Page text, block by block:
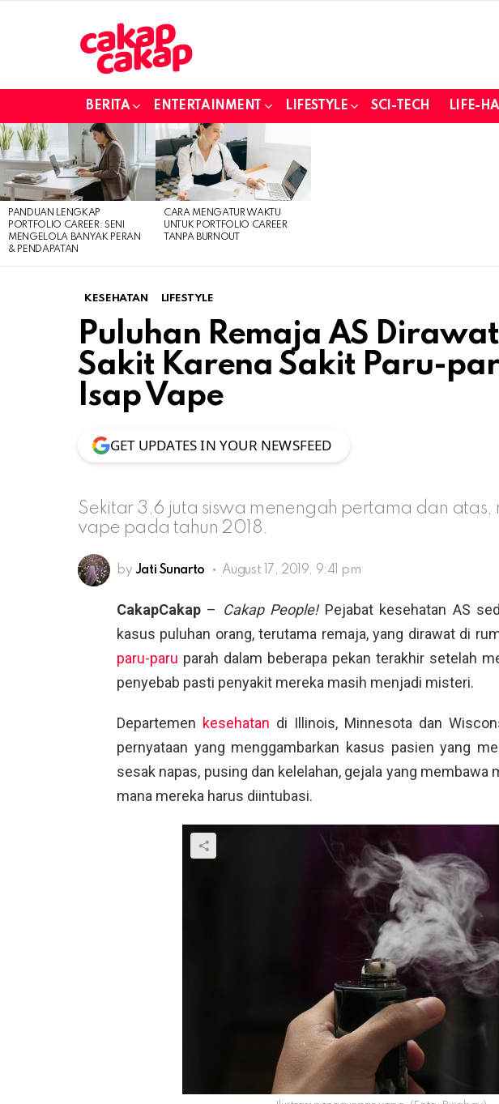
BERITA ENTERTAINMENT LIFESTYLE SCI-TECH LIFE-
LATEST
STORIES
PANDUAN LENGKAP
PORTFOLIO CAREER: SENI
MENGELOLA BANYAK PERAN
& PENDAPATAN
CARA MENGATUR WAKTU
UNTUK PORTFOLIO CAREER
TANPA BURNOUT
KESEHATAN LIFESTYLE
Puluhan Remaja AS
Sakit Karena Sakit Paru-
Isap Vape
GET UPDATES IN YOUR NEWSFEED
Sekitar 3,6 juta siswa menengah pertama dan
vape pada tahun 2018.
by Jati Sunarto August 17, 2019, 9:41 pm
CakapCakap – Cakap People!Pejabat kesehatan AS
kasus puluhan orang, terutama remaja, yang dirawat di
paru-paru parah dalam beberapa pekan terakhir setelah
penyebab pasti penyakit mereka masih menjadi misteri.
Departemen kesehatan di Illinois, Minnesota dan
pernyataan yang menggambarkan kasus pasien yang
sesak napas, pusing dan kelelahan, gejala yang membawa
mana mereka harus diintubasi.